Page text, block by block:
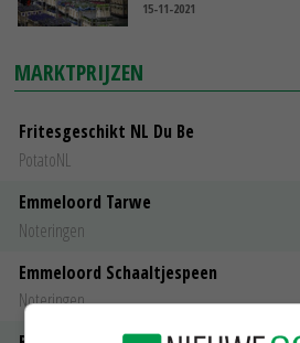
15-11-2021
MARKTPRIJZEN
Fritesgeschikt NL Du Be
PotatoNL
Emmeloord Tarwe
Noteringen
Emmeloord Schaaltjespeen
Noteringen